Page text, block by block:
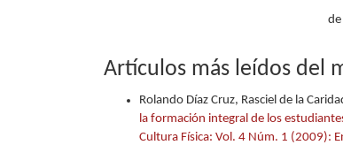
Artículos más leídos del
Rolando Díaz Cruz, Rasciel de la
la formación integral de los
Cultura Física: Vol. 4 Núm. 1 (2009):